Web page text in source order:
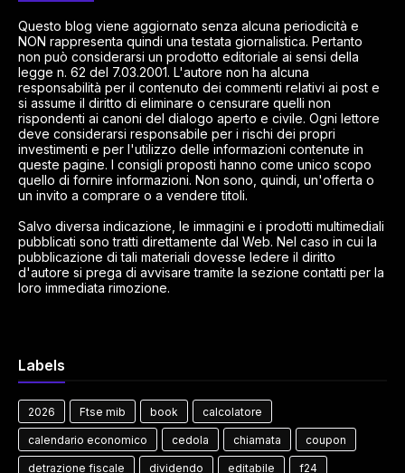
Questo blog viene aggiornato senza alcuna periodicità e
NON rappresenta quindi una testata giornalistica. Pertanto
non può considerarsi un prodotto editoriale ai sensi della
legge n. 62 del 7.03.2001. L'autore non ha alcuna
responsabilità per il contenuto dei commenti relativi ai post e
si assume il diritto di eliminare o censurare quelli non
rispondenti ai canoni del dialogo aperto e civile. Ogni lettore
deve considerarsi responsabile per i rischi dei propri
investimenti e per l'utilizzo delle informazioni contenute in
queste pagine. I consigli proposti hanno come unico scopo
quello di fornire informazioni. Non sono, quindi, un'offerta o
un invito a comprare o a vendere titoli.
Salvo diversa indicazione, le immagini e i prodotti multimediali
pubblicati sono tratti direttamente dal Web. Nel caso in cui la
pubblicazione di tali materiali dovesse ledere il diritto
d'autore si prega di avvisare tramite la sezione contatti per la
loro immediata rimozione.
Labels
2026 Ftse mib book calcolatore
calendario economico cedola chiamata coupon
detrazione fiscale dividendo editabile f24